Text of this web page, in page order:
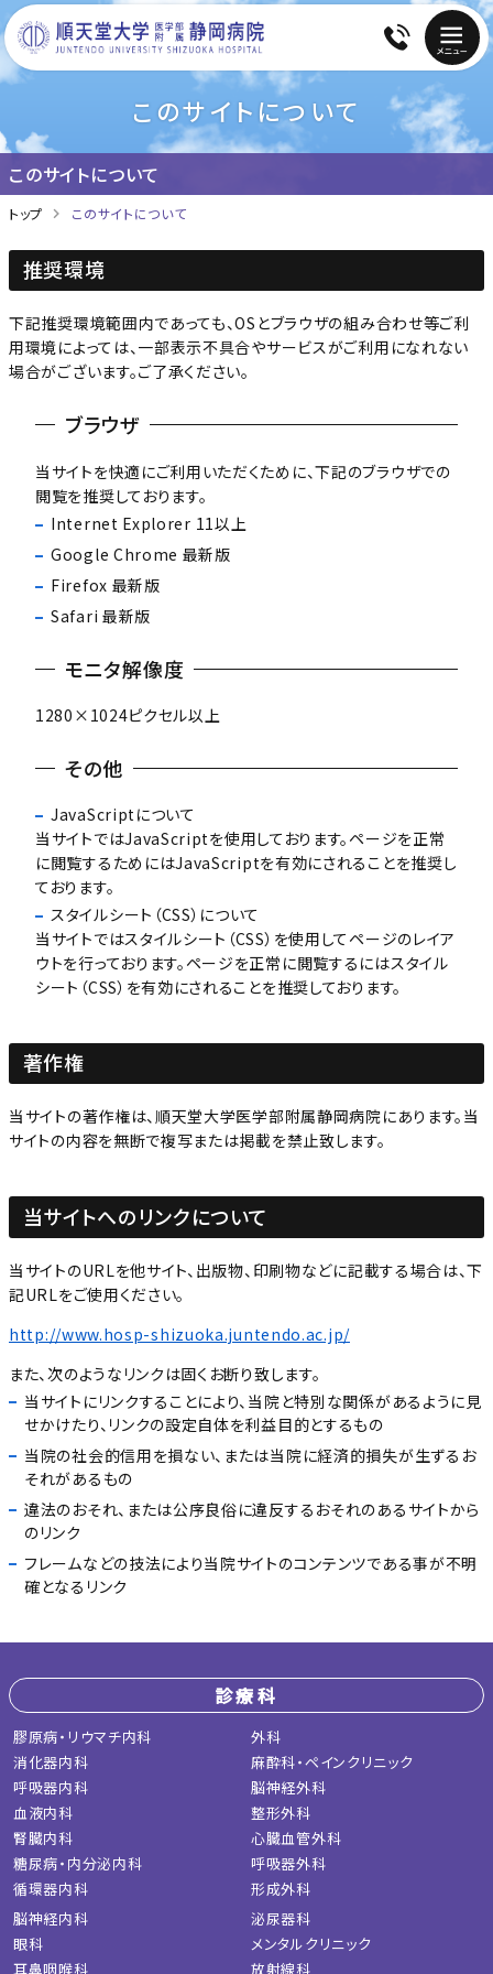
このサイトについて
このサイトについて
トップ このサイトについて
推奨環境
下記推奨環境範囲内であっても、OSとブラウザの組み合わせ等ご利
用環境によっては、一部表示不具合やサービスがご利用になれない
場合がございます。ご了承ください。
ブラウザ
当サイトを快適にご利用いただくために、下記のブラウザでの
閲覧を推奨しております。
Internet Explorer 11以上
Google Chrome 最新版
Firefox 最新版
Safari 最新版
モニタ解像度
1280×1024ピクセル以上
その他
JavaScriptについて
当サイトではJavaScriptを使用しております。ページを正常
に閲覧するためにはJavaScriptを有効にされることを推奨し
ております。
スタイルシート（CSS）について
当サイトではスタイルシート（CSS）を使用してページのレイア
ウトを行っております。ページを正常に閲覧するにはスタイル
シート（CSS）を有効にされることを推奨しております。
著作権
当サイトの著作権は、順天堂大学医学部附属静岡病院にあります。当
サイトの内容を無断で複写または掲載を禁止致します。
当サイトへのリンクについて
当サイトのURLを他サイト、出版物、印刷物などに記載する場合は、下
記URLをご使用ください。
http://www.hosp-shizuoka.juntendo.ac.jp/
また、次のようなリンクは固くお断り致します。
当サイトにリンクすることにより、当院と特別な関係があるように見
せかけたり、リンクの設定自体を利益目的とするもの
当院の社会的信用を損ない、または当院に経済的損失が生ずるお
それがあるもの
違法のおそれ、または公序良俗に違反するおそれのあるサイトから
のリンク
フレームなどの技法により当院サイトのコンテンツである事が不明
確となるリンク
診療科
膠原病・リウマチ内科
消化器内科
呼吸器内科
血液内科
腎臓内科
糖尿病・内分泌内科
循環器内科
外科
麻酔科・ペインクリニック
脳神経外科
整形外科
心臓血管外科
呼吸器外科
形成外科
脳神経内科
眼科
耳鼻咽喉科
泌尿器科
メンタルクリニック
放射線科